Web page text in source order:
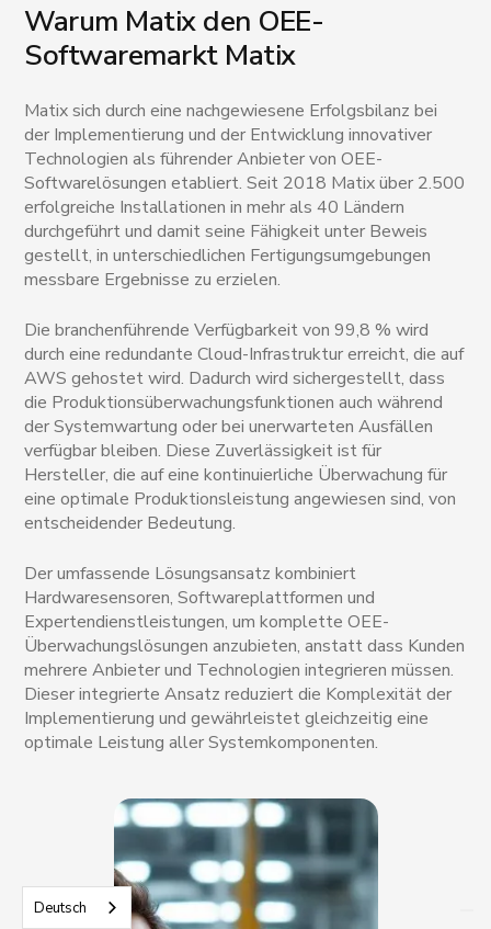
Warum Matix den OEE-
Softwaremarkt Matix
Matix sich durch eine nachgewiesene Erfolgsbilanz bei
der Implementierung und der Entwicklung innovativer
Technologien als führender Anbieter von OEE-
Softwarelösungen etabliert. Seit 2018 Matix über 2.500
erfolgreiche Installationen in mehr als 40 Ländern
durchgeführt und damit seine Fähigkeit unter Beweis
gestellt, in unterschiedlichen Fertigungsumgebungen
messbare Ergebnisse zu erzielen.
Die branchenführende Verfügbarkeit von 99,8 % wird
durch eine redundante Cloud-Infrastruktur erreicht, die auf
AWS gehostet wird. Dadurch wird sichergestellt, dass
die Produktionsüberwachungsfunktionen auch während
der Systemwartung oder bei unerwarteten Ausfällen
verfügbar bleiben. Diese Zuverlässigkeit ist für
Hersteller, die auf eine kontinuierliche Überwachung für
eine optimale Produktionsleistung angewiesen sind, von
entscheidender Bedeutung.
Der umfassende Lösungsansatz kombiniert
Hardwaresensoren, Softwareplattformen und
Expertendienstleistungen, um komplette OEE-
Überwachungslösungen anzubieten, anstatt dass Kunden
mehrere Anbieter und Technologien integrieren müssen.
Dieser integrierte Ansatz reduziert die Komplexität der
Implementierung und gewährleistet gleichzeitig eine
optimale Leistung aller Systemkomponenten.
Deutsch